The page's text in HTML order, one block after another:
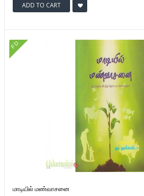
ADD TO CART
FD
மாடியில் மண்வாசனை